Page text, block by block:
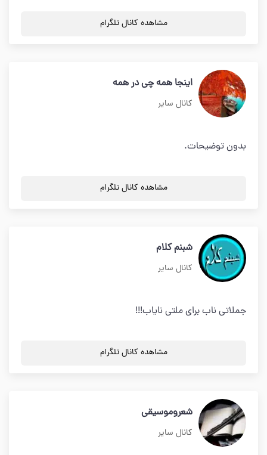
مشاهده کانال تلگرام
اینجا همه چی در همه
کانال سایر
بدون توضیحات.
مشاهده کانال تلگرام
شبنم کلام
کانال سایر
جملاتی ناب برای ملتی نایاب!!!
مشاهده کانال تلگرام
شعروموسیقی
کانال سایر